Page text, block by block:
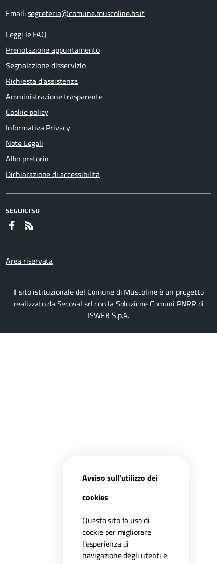
Email:segreteria@comune.muscoline.bs.it
Leggi le FAQ
Prenotazione appuntamento
Segnalazione disservizio
Richiesta d'assistenza
Amministrazione trasparente
Cookie policy
Informativa Privacy
Note Legali
Albo pretorio
Dichiarazione di accessibilità
SEGUICI SU
Faceboook
Area riservata
Il sito istituzionale del Comune di Muscoline è un progetto
realizzato daSecoval srl con laSoluzione Comuni PNRR di
ISWEB S.p.A.
Avviso sull'utilizzo dei
cookies
Questo sito fa uso di
cookie per migliorare
l’esperienza di
navigazione degli utenti e